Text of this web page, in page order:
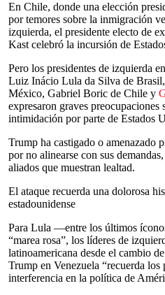
En Chile, donde una elección
por temores sobre la inmigración
izquierda, el presidente electo de
Kast celebró la incursión de
Pero los presidentes de izquierda
Luiz Inácio Lula da Silva de
México, Gabriel Boric de Chile y
expresaron graves preocupaciones
intimidación por parte de Estados
Trump ha castigado o amenazado
por no alinearse con sus
aliados que muestran lealtad.
El ataque recuerda una dolorosa
estadounidense
Para Lula —entre los últimos
“marea rosa”, los líderes de
latinoamericana desde el cambio
Trump en Venezuela “recuerda los
interferencia en la política de